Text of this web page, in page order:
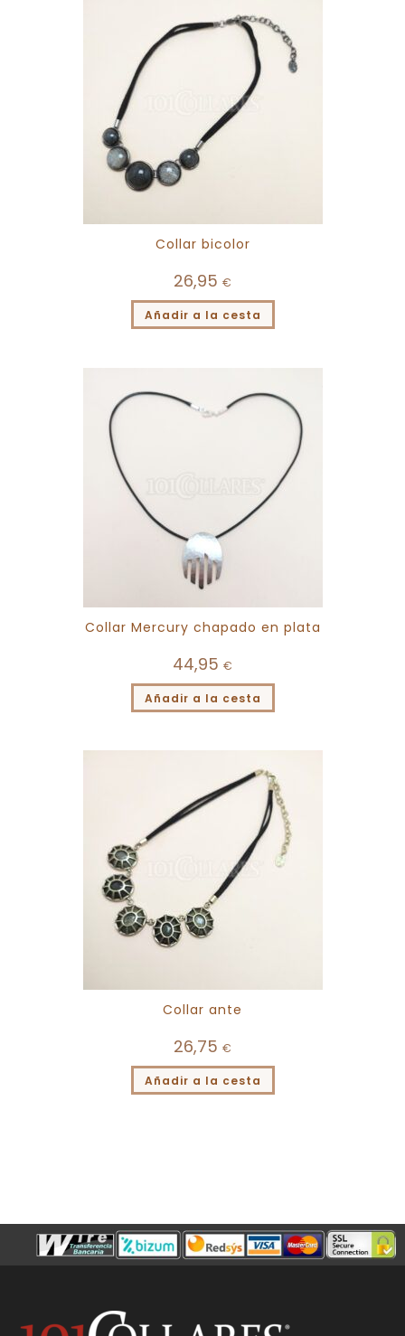
Collar bicolor
26,95 €
Añadir a la cesta
Collar Mercury chapado en plata
44,95 €
Añadir a la cesta
Collar ante
26,75 €
Añadir a la cesta